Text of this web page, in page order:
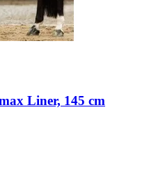
Liner, 145 cm